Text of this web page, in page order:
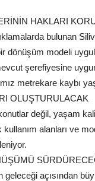
HAKLARI
bulunan
dönüşüm modeli
şerefiyesine
metrekare kaybı
OLUŞTURULACAK
değil, yaşam
alanları ve
açısından